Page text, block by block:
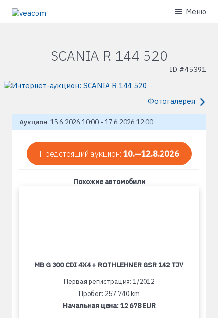
Меню
SCANIA R 144 520
ID #45391
Фотогалерея
Аукцион 15.6.2026 10:00 - 17.6.2026 12:00
Предстоящий аукцион: 10.—12.8.2026
Похожие автомобили
MB G 300 CDI 4X4 + ROTHLEHNER GSR 142 TJV
Первая регистрация: 1/2012
Пробег: 257 740 km
Начальная цена:12 678 EUR